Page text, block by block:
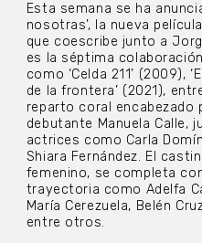
Esta semana se ha
nosotras’, la nueva
que coescribe junto a
es la séptima
como ‘Celda 211’ (2009),
de la frontera’ (2021),
reparto coral encabezado
debutante Manuela Calle,
actrices como Carla
Shiara Fernández. El
femenino, se completa
trayectoria como Adelfa
María Cerezuela, Belén
entre otros.